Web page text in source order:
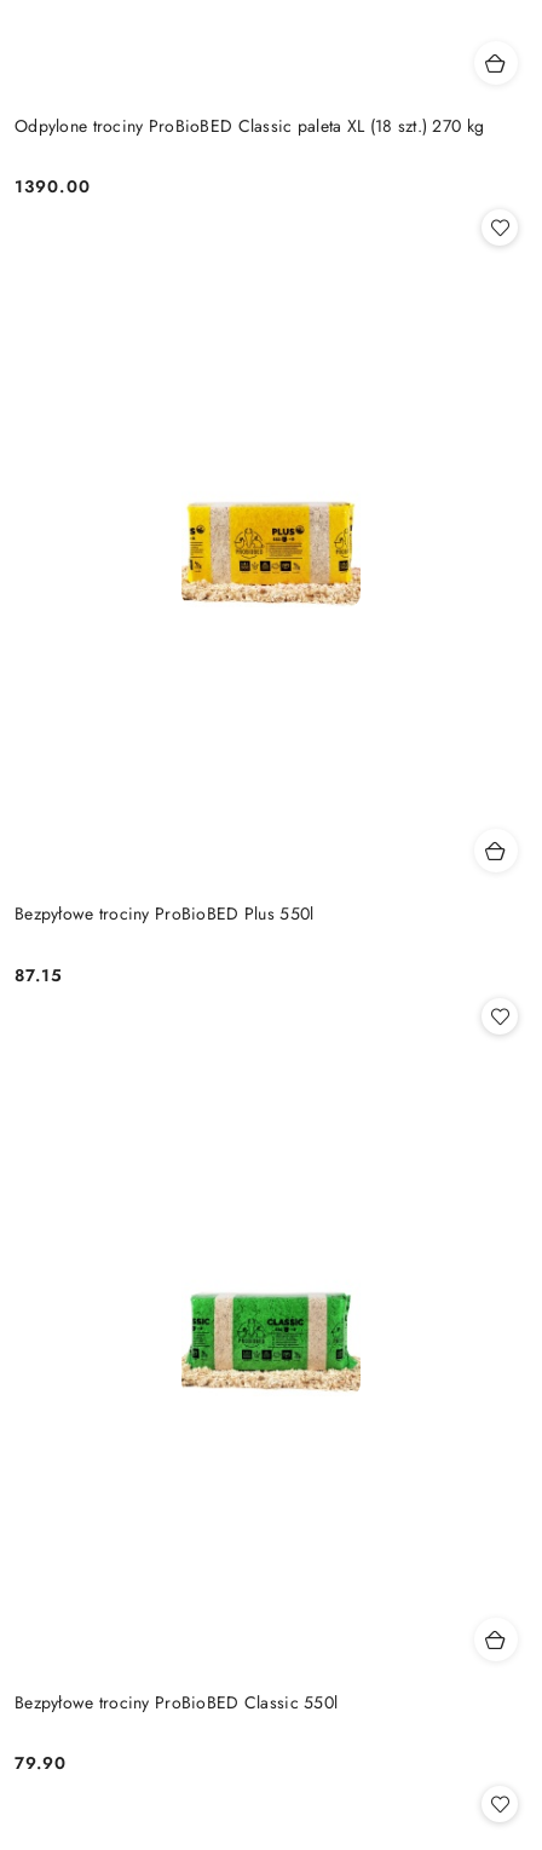
Odpylone trociny ProBioBED Classic paleta XL (18 szt.) 270 kg
Cena:
1390.00
Bezpyłowe trociny ProBioBED Plus 550l
Cena:
87.15
Bezpyłowe trociny ProBioBED Classic 550l
Cena:
79.90